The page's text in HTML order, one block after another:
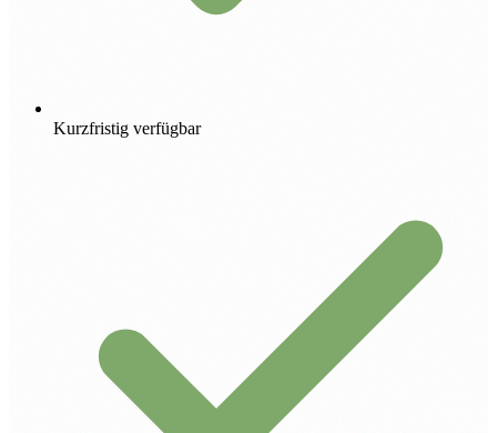
Kurzfristig verfügbar